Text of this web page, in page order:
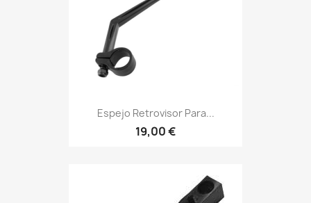
Espejo Retrovisor Para...
19,00 €